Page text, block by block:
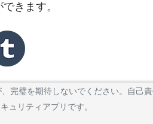
きます。
完璧を期待しないでください。自己
ュリティアプリです。